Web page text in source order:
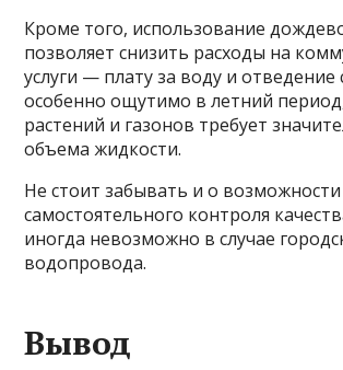
Кроме того, использование
позволяет снизить расходы на
услуги — плату за воду и отведение
особенно ощутимо в летний
растений и газонов требует
объема жидкости.
Не стоит забывать и о возможности
самостоятельного контроля
иногда невозможно в случае
водопровода.
Вывод